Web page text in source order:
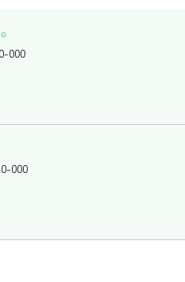
000
000